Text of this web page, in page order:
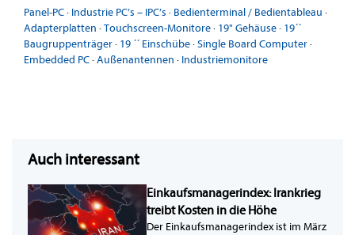
Panel-PC· Industrie PC’s – IPC’s · Bedienterminal / Bedientableau ·
Adapterplatten ·Touchscreen-Monitore· 19" Gehäuse· 19´´
Baugruppenträger· 19 ´´ Einschübe·Single Board Computer·
Embedded PC·Außenantennen · Industriemonitore
Auch interessant
Einkaufsmanagerindex: Irankrieg
treibt Kosten in die Höhe
Der Einkaufsmanagerindex ist im März